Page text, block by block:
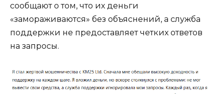
сообщают о том, что их деньги
«замораживаются» без объяснений, а служба
поддержки не предоставляет четких ответов
на запросы.